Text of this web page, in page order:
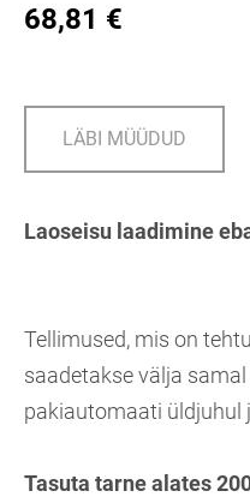
68,81 €
LÄBI MÜÜDUD
Laoseisu laadimine
Tellimused, mis on
saadetakse välja
pakiautomaati üldjuhul
Tasuta tarne alates